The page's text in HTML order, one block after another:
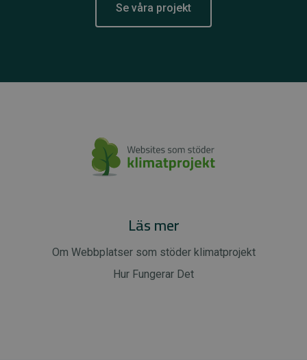
Se våra projekt
Läs mer
Om Webbplatser som stöder klimatprojekt
Hur Fungerar Det